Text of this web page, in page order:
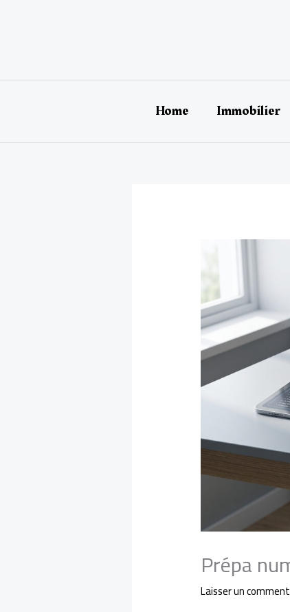
Home Immobilier
Prépa
Laisser un